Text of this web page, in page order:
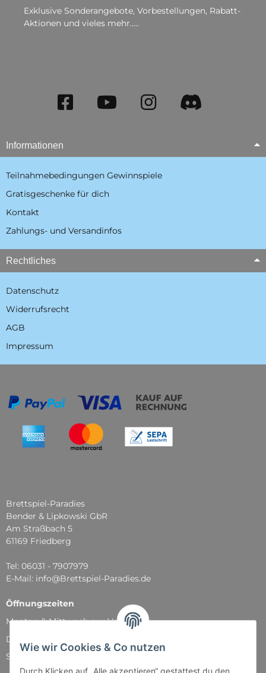
Wie wir Cookies & Co nutzen
Durch Klicken auf „Alle akzeptieren“ gestattest du den
Exklusive Sonderangebote, Vorbestellungen, Rabatt-
Aktionen und vieles mehr.....
Informationen
Teilnahmebedingungen Gewinnspiele
Gratisgeschenke für dich
Kontakt
Zahlungs- und Versandinfos
Rechtliches
Datenschutz
Widerrufsrecht
AGB
Impressum
Brettspiel-Paradies
Bender & Lipkowski GbR
Am Straßbach 5
61169 Friedberg
Tel: 06031 - 7907979
E-Mail: info@Brettspiel-Paradies.de
Öffnungszeiten
Montag & Mittwoch nur Versand
Dienstag, Donnerstag und Freitag: 11:00 - 18:30 Uhr
Samstag: 11:00 - 14:00 Uhr